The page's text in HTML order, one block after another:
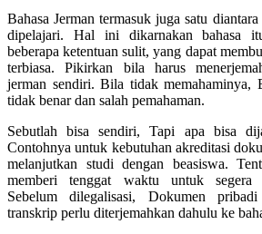
Bahasa Jerman termasuk juga satu
dipelajari. Hal ini dikarnakan bahasa
beberapa ketentuan sulit, yang dapat
terbiasa. Pikirkan bila harus
jerman sendiri. Bila tidak memahaminya,
tidak benar dan salah pemahaman.
Sebutlah bisa sendiri, Tapi apa bisa
Contohnya untuk kebutuhan akreditasi
melanjutkan studi dengan beasiswa.
memberi tenggat waktu untuk segera
Sebelum dilegalisasi, Dokumen
transkrip perlu diterjemahkan dahulu ke